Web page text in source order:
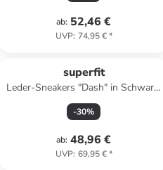
ab: 52,46 €
UVP: 74,95 €*
superfit
Leder-Sneakers "Dash" in Schwarz/
Weiß/ Grau
-30%
ab: 48,96 €
UVP: 69,95 €*